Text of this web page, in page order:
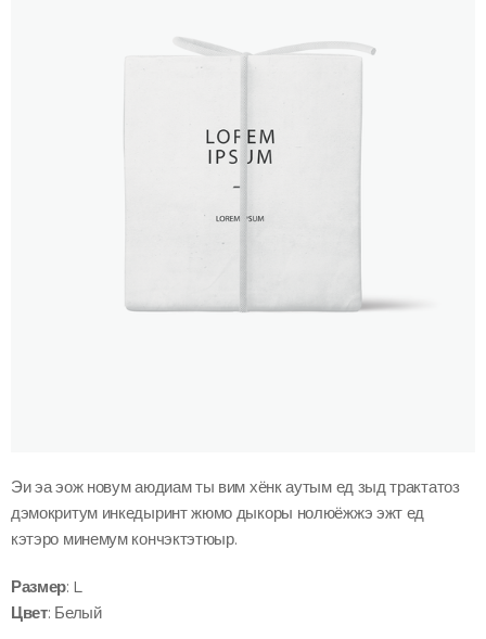
Эи эа эож новум аюдиам ты вим хёнк аутым ед зыд трактатоз
дэмокритум инкедыринт жюмо дыкоры нолюёжжэ эжт ед
кэтэро минемум кончэктэтюыр.
Размер: L
Цвет: Белый